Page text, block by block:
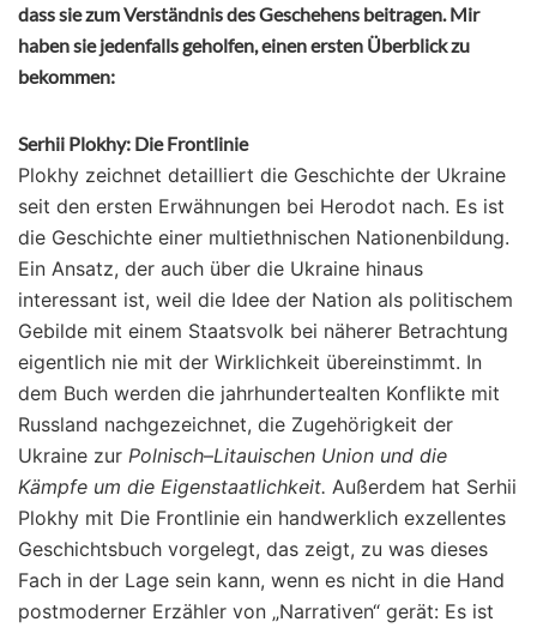
dass sie zum Verständnis des Geschehens beitragen. Mir
haben sie jedenfalls geholfen, einen ersten Überblick zu
bekommen:
Serhii Plokhy: Die Frontlinie
Plokhy zeichnet detailliert die Geschichte der Ukraine
seit den ersten Erwähnungen bei Herodot nach. Es ist
die Geschichte einer multiethnischen Nationenbildung.
Ein Ansatz, der auch über die Ukraine hinaus
interessant ist, weil die Idee der Nation als politischem
Gebilde mit einem Staatsvolk bei näherer Betrachtung
eigentlich nie mit der Wirklichkeit übereinstimmt. In
dem Buch werden die jahrhundertealten Konflikte mit
Russland nachgezeichnet, die Zugehörigkeit der
Ukraine zur Polnisch–Litauischen Union und die
Kämpfe um die Eigenstaatlichkeit. Außerdem hat Serhii
Plokhy mit Die Frontlinie ein handwerklich exzellentes
Geschichtsbuch vorgelegt, das zeigt, zu was dieses
Fach in der Lage sein kann, wenn es nicht in die Hand
postmoderner Erzähler von „Narrativen“ gerät: Es ist